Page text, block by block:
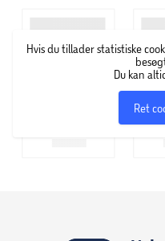
Hvis du tillader statistiske
Du kan
Ret